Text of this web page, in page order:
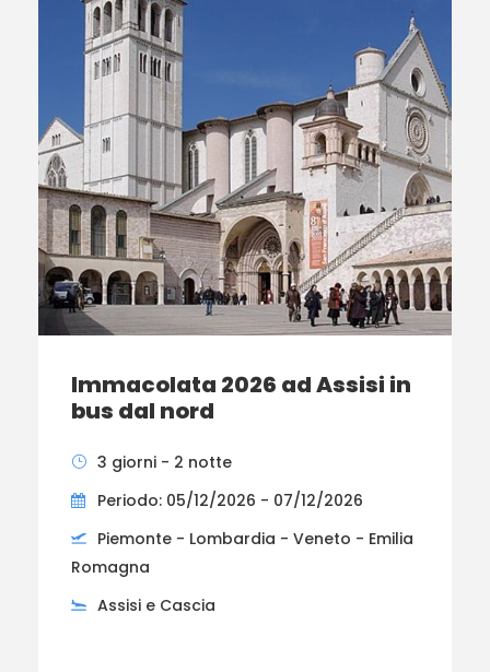
Immacolata 2026 ad Assisi in
bus dal nord
3 giorni - 2 notte
Periodo: 05/12/2026 - 07/12/2026
Piemonte - Lombardia - Veneto - Emilia
Romagna
Assisi e Cascia